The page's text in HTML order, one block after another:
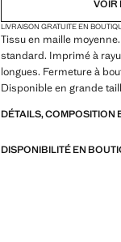
VOIR
LIVRAISON GRATUITE EN
Tissu en maille
standard. Imprimé à
longues. Fermeture à
Disponible en grande
DÉTAILS, COMPOSITION
DISPONIBILITÉ EN